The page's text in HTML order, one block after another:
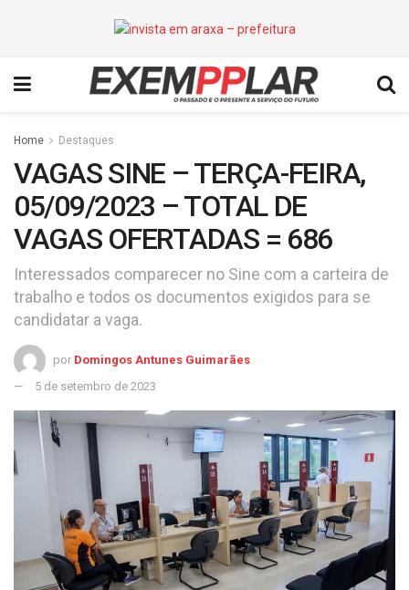
Home Destaques
VAGAS SINE – TERÇA-FEIRA,
05/09/2023 – TOTAL DE
VAGAS OFERTADAS = 686
Interessados comparecer no Sine com a carteira de
trabalho e todos os documentos exigidos para se
candidatar a vaga.
por Domingos Antunes Guimarães
5 de setembro de 2023